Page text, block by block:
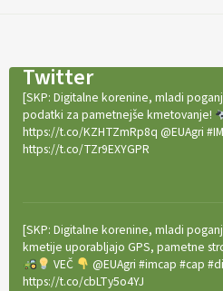
Twitter
[SKP: Digitalne korenine, mladi
podatki za pametnejše kmetovanje!
https://t.co/KZHTZmRp8q @EUAgri
https://t.co/TZr9EXYGPR
[SKP: Digitalne korenine, mladi
kmetije uporabljajo GPS, pametne
VEČ
@EUAgri #imcap #cap
https://t.co/cbLTy5o4YJ